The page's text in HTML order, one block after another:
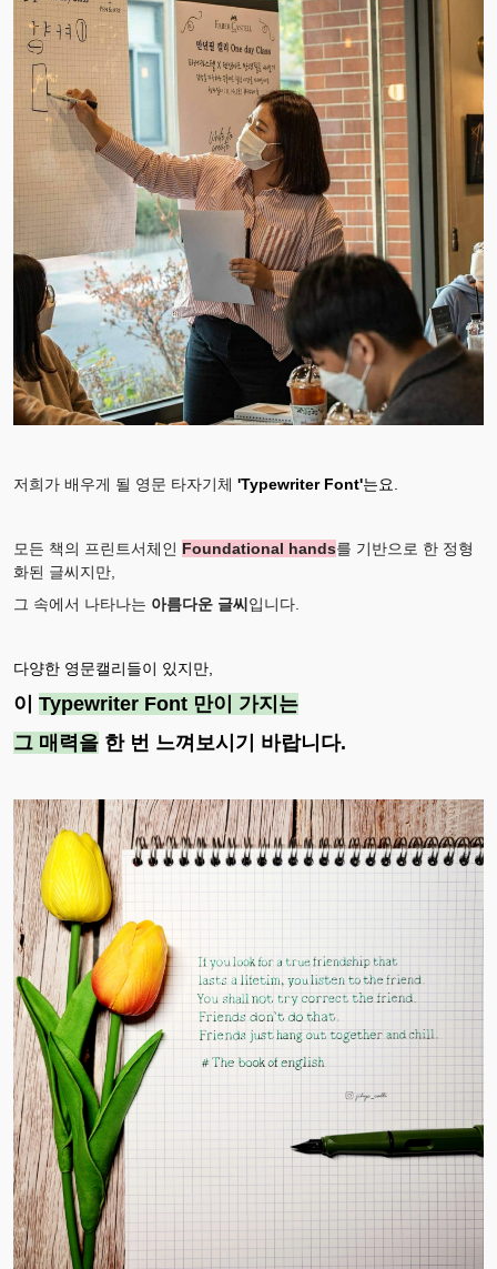
저희가 배우게 될 영문 타자기체 'Typewriter Font'는요.
모든 책의 프린트서체인 Foundational hands를 기반으로 한 정형
화된 글씨지만,
그 속에서 나타나는 아름다운 글씨 입니다.
다양한 영문캘리들이 있지만,
이 Typewriter Font 만이 가지는
그 매력을 한 번 느껴보시기 바랍니다.